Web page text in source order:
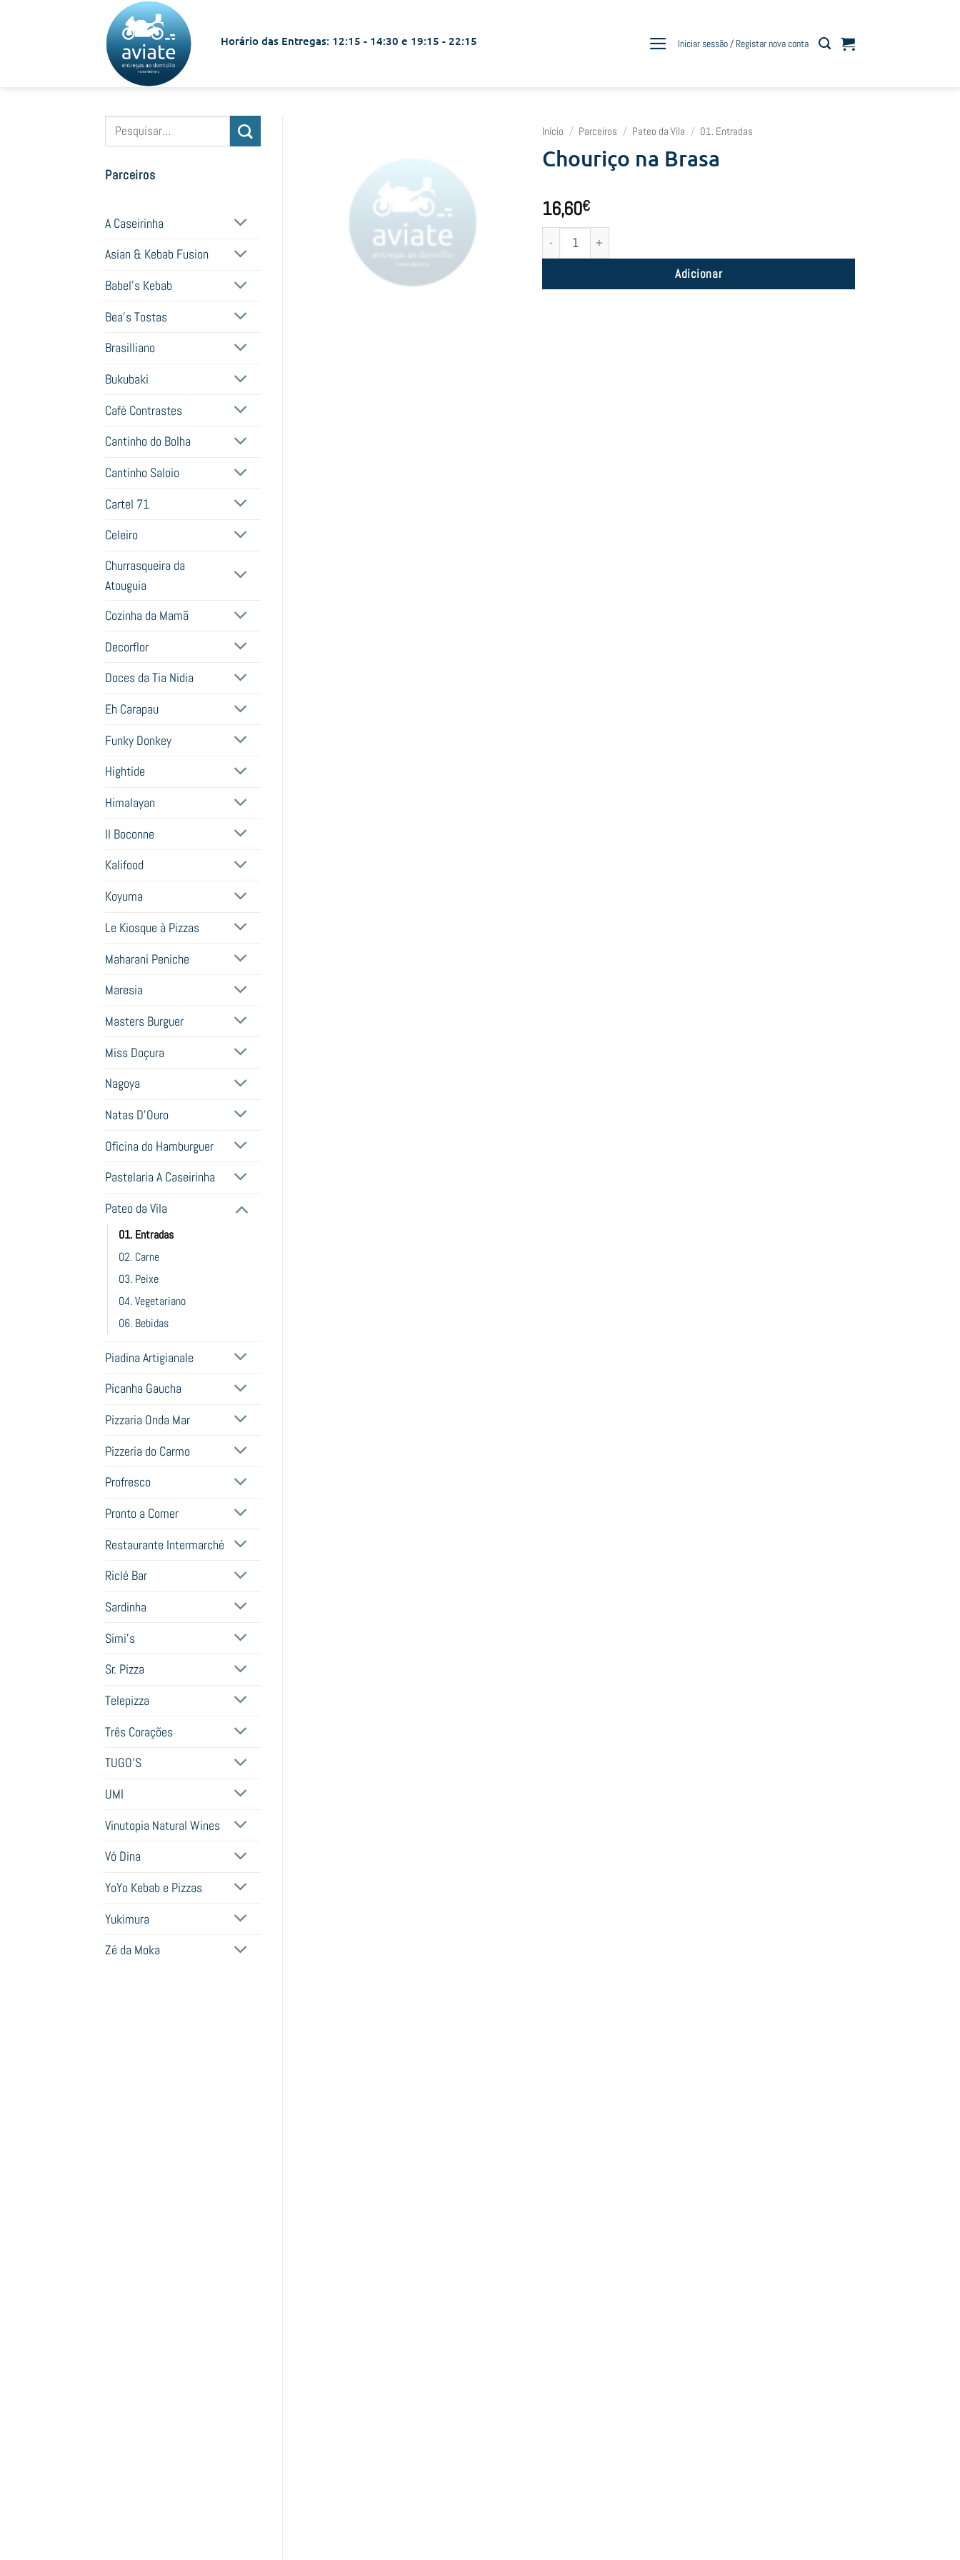
Horário das Entregas: 12:15 - 14:30 e 19:15 - 22:15 Iniciar sessão / Registar nova conta
Pesquisar
Parceiros
A Caseirinha
Asian & Kebab Fusion
Babel's Kebab
Bea's Tostas
Brasilliano
Bukubaki
Café Contrastes
Cantinho do Bolha
Cantinho Saloio
Cartel 71
Celeiro
Churrasqueira da
Atouguia
Cozinha da Mamã
Decorflor
Doces da Tia Nidia
Eh Carapau
Funky Donkey
Hightide
Himalayan
Il Boconne
Kalifood
Koyuma
Le Kiosque à Pizzas
Maharani Peniche
Maresia
Masters Burguer
Miss Doçura
Nagoya
Natas D'Ouro
Oficina do Hamburguer
Pastelaria A Caseirinha
Pateo da Vila
01. Entradas
02. Carne
03. Peixe
04. Vegetariano
06. Bebidas
Piadina Artigianale
Picanha Gaucha
Pizzaria Onda Mar
Pizzeria do Carmo
Profresco
Pronto a Comer
Restaurante Intermarché
Riclé Bar
Sardinha
Simi's
Sr. Pizza
Telepizza
Três Corações
TUGO'S
UMI
Vinutopia Natural Wines
Vó Dina
YoYo Kebab e Pizzas
Yukimura
Zé da Moka
Início / Parceiros / Pateo da Vila / 01. Entradas
Chouriço na Brasa
16,60€
Quantidade de Chouriço na Brasa
Adicionar